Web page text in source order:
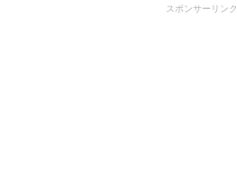
スポンサーリンク